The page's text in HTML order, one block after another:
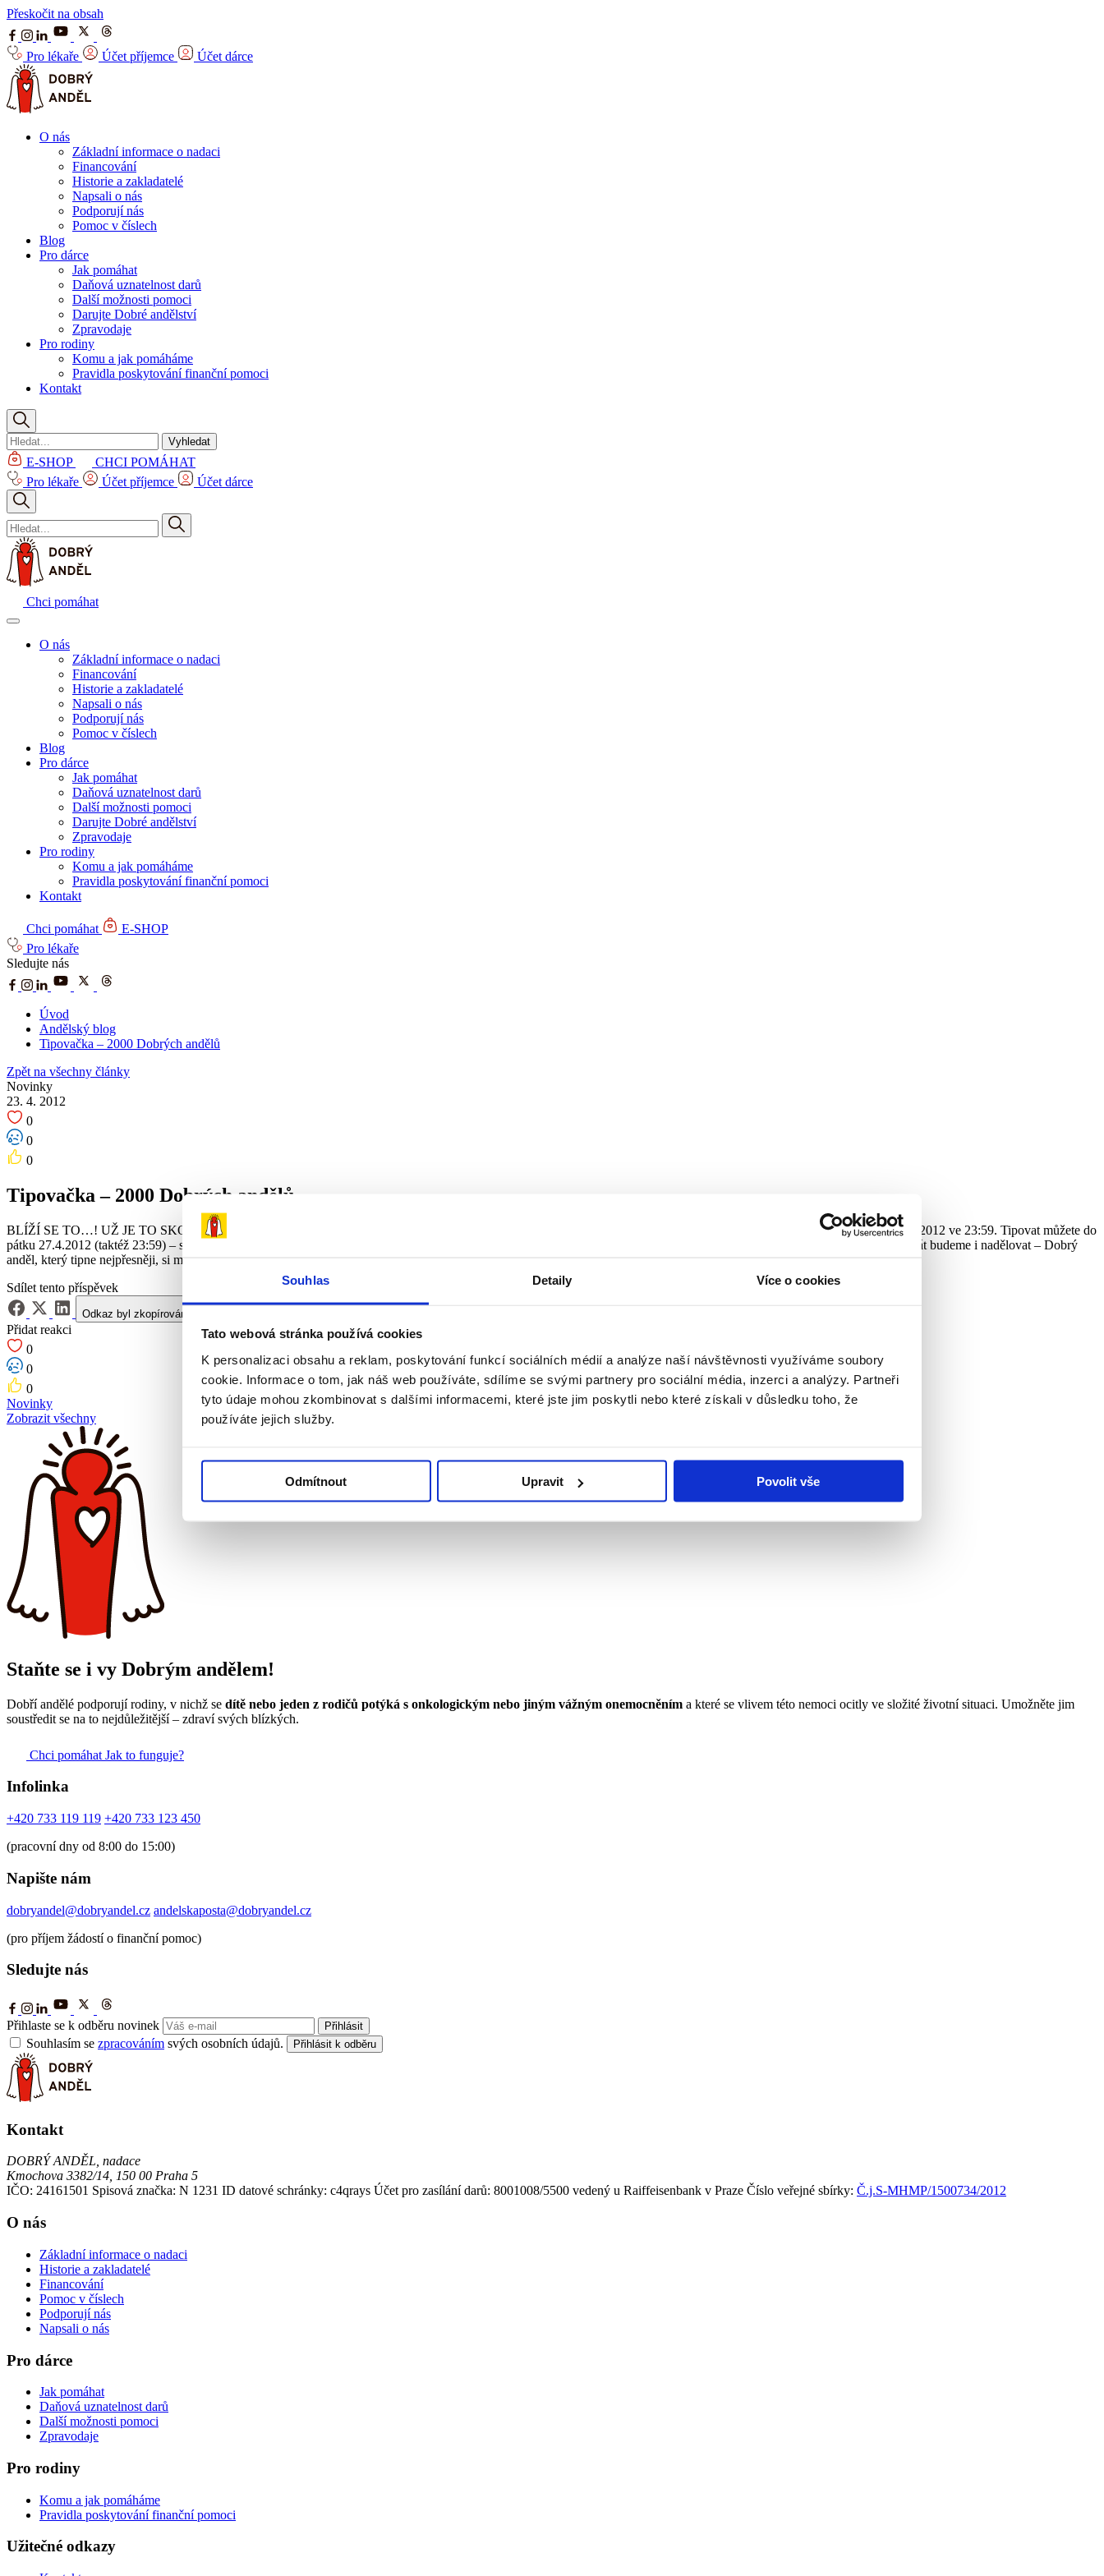
Souhlas Detaily Více o cookies
Tato webová stránka používá cookies
K personalizaci obsahu a reklam, poskytování funkcí sociálních médií a analýze naší návštěvnosti využíváme soubory
cookie. Informace o tom, jak náš web používáte, sdílíme se svými partnery pro sociální média, inzerci a analýzy. Partneři
tyto údaje mohou zkombinovat s dalšími informacemi, které jste jim poskytli nebo které získali v důsledku toho, že
používáte jejich služby.
Odmítnout Upravit Povolit vše
Přeskočit na obsah
Pro lékaře Účet příjemce Účet dárce
O nás
Základní informace o nadaci
Financování
Historie a zakladatelé
Napsali o nás
Podporují nás
Pomoc v číslech
Blog
Pro dárce
Jak pomáhat
Daňová uznatelnost darů
Další možnosti pomoci
Darujte Dobré andělství
Zpravodaje
Pro rodiny
Komu a jak pomáháme
Pravidla poskytování finanční pomoci
Kontakt
Vyhledat
E-SHOP
CHCI POMÁHAT
Pro lékaře
Účet příjemce Účet dárce
Chci pomáhat
O nás
Základní informace o nadaci
Financování
Historie a zakladatelé
Napsali o nás
Podporují nás
Pomoc v číslech
Blog
Pro dárce
Jak pomáhat
Daňová uznatelnost darů
Další možnosti pomoci
Darujte Dobré andělství
Zpravodaje
Pro rodiny
Komu a jak pomáháme
Pravidla poskytování finanční pomoci
Kontakt
Chci pomáhat
E-SHOP
Pro lékaře
Sledujte nás
Úvod
Andělský blog
Tipovačka – 2000 Dobrých andělů
Zpět na všechny články
Novinky
23. 4. 2012
0
0
0
Tipovačka – 2000 Dobrých andělů
BLÍŽÍ SE TO…! UŽ JE TO SKORO TADY…! Už brzo dosáhne počet Dobrých andělů čísla 2000!!! Kdy to bude? Pojďte si zkusit tipnout, kolik Dobrých andělů bude 30.4.2012 ve 23:59. Tipovat můžete do
pátku 27.4.2012 (taktéž 23:59) – své tipy posílejte na mail:
– uznáváme pouze tipy, u kterých bude uvedeno Vaše Andělské číslo. A tentokrát budeme i nadělovat – Dobrý
anděl, který tipne nejpřesněji, si může vyrazit s někým z přátel, blízkých apod. (vstup je pro dvě osoby) na koncert skupiny Olympic – 29.5.2012 v Malostranské besedě!
Sdílet tento příspěvek
Odkaz byl zkopírován do schránky!
Přidat reakci
0
0
0
Novinky
Zobrazit všechny
Staňte se i vy Dobrým andělem!
Dobří andělé podporují rodiny, v nichž se dítě nebo jeden z rodičů potýká s onkologickým nebo jiným vážným onemocněním a které se vlivem této nemoci ocitly ve složité životní situaci. Umožněte jim
soustředit se na to nejdůležitější – zdraví svých blízkých.
Chci pomáhat Jak to funguje?
Infolinka
+420 733 119 119 +420 733 123 450
(pracovní dny od 8:00 do 15:00)
Napište nám
dobryandel@dobryandel.cz andelskaposta@dobryandel.cz
(pro příjem žádostí o finanční pomoc)
Sledujte nás
Přihlaste se k odběru novinek Přihlásit
Souhlasím se zpracováním svých osobních údajů. Přihlásit k odběru
Kontakt
DOBRÝ ANDĚL, nadace
Kmochova 3382/14, 150 00 Praha 5
IČO: 24161501 Spisová značka: N 1231 ID datové schránky: c4qrays Účet pro zasílání darů: 8001008/5500 vedený u Raiffeisenbank v Praze Číslo veřejné sbírky: Č.j.S-MHMP/1500734/2012
O nás
Základní informace o nadaci
Historie a zakladatelé
Financování
Pomoc v číslech
Podporují nás
Napsali o nás
Pro dárce
Jak pomáhat
Daňová uznatelnost darů
Další možnosti pomoci
Zpravodaje
Pro rodiny
Komu a jak pomáháme
Pravidla poskytování finanční pomoci
Užitečné odkazy